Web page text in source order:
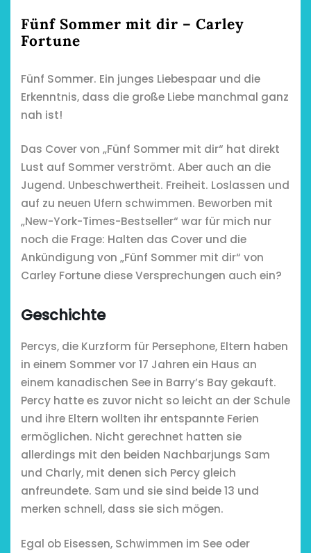
Hofcafés am
Niederrhein
2. Mai 2026
Restsommer -
Garnier
5. April 2026
Fünf Sommer mit dir – Carley
Fortune
Fünf Sommer. Ein junges Liebespaar und die
Erkenntnis, dass die große Liebe manchmal ganz
nah ist!
Das Cover von „Fünf Sommer mit dir“ hat direkt
Lust auf Sommer verströmt. Aber auch an die
Jugend. Unbeschwertheit. Freiheit. Loslassen und
auf zu neuen Ufern schwimmen. Beworben mit
„New-York-Times-Bestseller“ war für mich nur
noch die Frage: Halten das Cover und die
Ankündigung von „Fünf Sommer mit dir“ von
Carley Fortune diese Versprechungen auch ein?
Geschichte
Percys, die Kurzform für Persephone, Eltern haben
in einem Sommer vor 17 Jahren ein Haus an
einem kanadischen See in Barry’s Bay gekauft.
Percy hatte es zuvor nicht so leicht an der Schule
und ihre Eltern wollten ihr entspannte Ferien
ermöglichen. Nicht gerechnet hatten sie
allerdings mit den beiden Nachbarjungs Sam
und Charly, mit denen sich Percy gleich
anfreundete. Sam und sie sind beide 13 und
merken schnell, dass sie sich mögen.
Egal ob Eisessen, Schwimmen im See oder